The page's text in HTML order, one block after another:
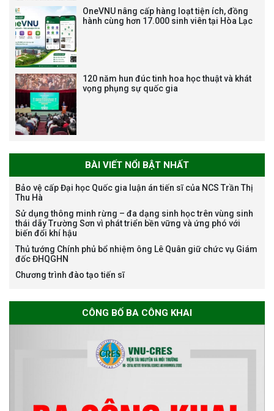
vị trí việc làm chức danh nghề
nghiệp chuyên môn dùng
Bảo vệ luận án tiến sĩ của NCS
Nguyễn Thế Thông
Thông báo chương trình học
bổng Nagao tại Việt Nam năm
ban chuyên môn đánh giá hồ
OneVNU nâng cấp hàng loạt tiện ích, đồng
hành cùng hơn 17.000 sinh viên tại Hòa Lạc
120 năm hun đúc tinh hoa học thuật và khát
vọng phụng sự quốc gia
BÀI VIẾT NỔI BẬT NHẤT
Bảo vệ cấp Đại học Quốc gia luận án tiến sĩ của NCS Trần Thị
Thu Hà
Sử dụng thông minh rừng – đa dạng sinh học trên vùng sinh
thái dãy Trường Sơn vì phát triển bền vững và ứng phó với
biến đổi khí hậu
Thủ tướng Chính phủ bổ nhiệm ông Lê Quân giữ chức vụ Giám
đốc ĐHQGHN
Chương trình đào tạo tiến sĩ
CÔNG BỐ BA CÔNG KHAI